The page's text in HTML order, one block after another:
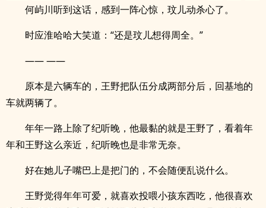
何屿川听到这话，感到一阵心惊，玟儿动杀心了。
时应淮哈哈大笑道：“还是玟儿想得周全。”
—— ——
原本是六辆车的，王野把队伍分成两部分后，回基地的
车就两辆了。
年年一路上除了纪听晚，他最黏的就是王野了，看着年
年和王野这么亲近，纪听晚也是非常无奈。
好在她儿子嘴巴上是把门的，不会随便乱说什么。
王野觉得年年可爱，就喜欢投喂小孩东西吃，他很喜欢